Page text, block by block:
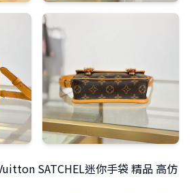
SATCHEL迷你手袋 精品 高仿